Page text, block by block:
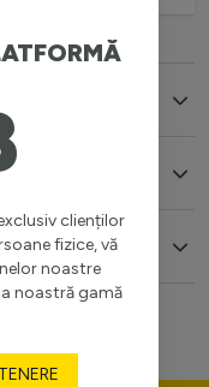
clienților
fizice, vă
noastre
noastră gamă